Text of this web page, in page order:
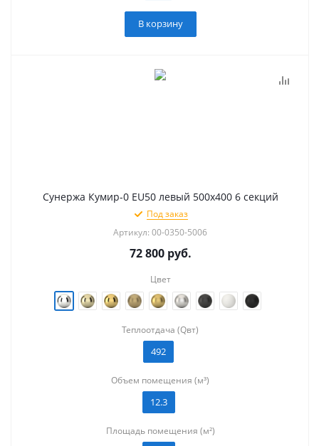
В корзину
Сунержа Кумир-0 EU50 левый 500х400 6 секций
Под заказ
Артикул: 00-0350-5006
72 800руб.
Цвет
Теплоотдача (Qвт)
492
Объем помещения (м³)
12.3
Площадь помещения (м²)